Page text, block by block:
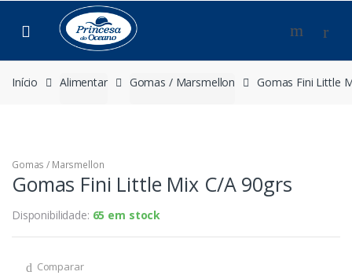
conteúdo
Início
Alimentar Gomas / Marsmellon Gomas Fini Little
Gomas / Marsmellon
Gomas Fini Little Mix C/A 90grs
Disponibilidade: 65 em stock
Comparar